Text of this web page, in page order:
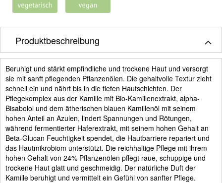
Produktbeschreibung
Beruhigt und stärkt empfindliche und trockene Haut und versorgt
sie mit sanft pflegenden Pflanzenölen. Die gehaltvolle Textur zieht
schnell ein und nährt bis in die tiefen Hautschichten. Der
Pflegekomplex aus der Kamille mit Bio-Kamillenextrakt, alpha-
Bisabolol und dem ätherischen blauen Kamillenöl mit seinem
hohen Anteil an Azulen, lindert Spannungen und Rötungen,
während fermentierter Haferextrakt, mit seinem hohen Gehalt an
Beta-Glucan Feuchtigkeit spendet, die Hautbarriere repariert und
das Hautmikrobiom unterstützt. Die reichhaltige Pflege mit ihrem
hohen Gehalt von 24% Pflanzenölen pflegt raue, schuppige und
trockene Haut glatt und geschmeidig. Der natürliche Duft der
Kamille beruhigt und vermittelt ein Gefühl von sanfter Pflege.